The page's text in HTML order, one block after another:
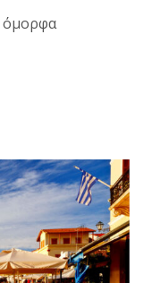
όμορφα